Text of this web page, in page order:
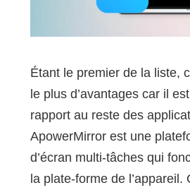
Étant le premier de la liste,
le plus d’avantages car il
rapport au reste des
ApowerMirror est une
d’écran multi-tâches qui
la plate-forme de l’appareil.